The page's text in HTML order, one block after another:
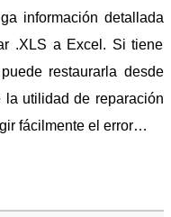
información detallada
.XLS a Excel. Si tiene
restaurarla desde
utilidad de reparación
fácilmente el error…